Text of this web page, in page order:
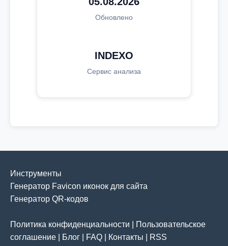
Обновлено
INDEXO
Сервис анализа
Инструменты
Генератор Favicon иконок для сайта
Генератор QR-кодов
Политика конфиденциальности
Пользовательское
соглашение
Блог FAQ Контакты RSS